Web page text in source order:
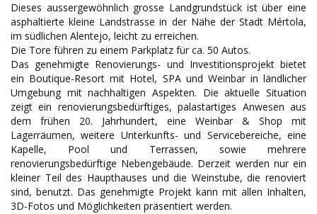
Dieses aussergewöhnlich grosse Landgrundstück ist über eine
asphaltierte kleine Landstrasse in der Nähe der Stadt Mértola,
im südlichen Alentejo, leicht zu erreichen.
Die Tore führen zu einem Parkplatz für ca. 50 Autos.
Das genehmigte Renovierungs- und Investitionsprojekt bietet
ein Boutique-Resort mit Hotel, SPA und Weinbar in ländlicher
Umgebung mit nachhaltigen Aspekten. Die aktuelle Situation
zeigt ein renovierungsbedürftiges, palastartiges Anwesen aus
dem frühen 20. Jahrhundert, eine Weinbar & Shop mit
Lagerräumen, weitere Unterkunfts- und Servicebereiche, eine
Kapelle, Pool und Terrassen, sowie mehrere
renovierungsbedürftige Nebengebäude. Derzeit werden nur ein
kleiner Teil des Haupthauses und die Weinstube, die renoviert
sind, benutzt. Das genehmigte Projekt kann mit allen Inhalten,
3D-Fotos und Möglichkeiten präsentiert werden.